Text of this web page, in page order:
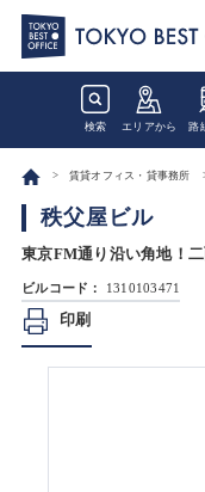
検索 エリアから 路
賃貸オフィス・貸事務所
秩父屋ビル
東京FM通り沿い角地！
ビルコード： 1310103471
印刷